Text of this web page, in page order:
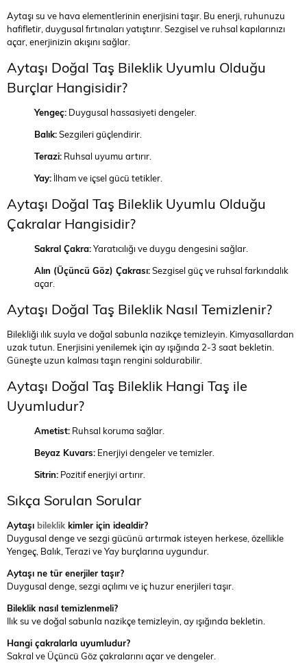
Aytaşı su ve hava elementlerinin enerjisini taşır. Bu enerji, ruhunuzu
hafifletir, duygusal fırtınaları yatıştırır. Sezgisel ve ruhsal kapılarınızı
açar, enerjinizin akışını sağlar.
Aytaşı Doğal Taş Bileklik Uyumlu Olduğu
Burçlar Hangisidir?
Yengeç: Duygusal hassasiyeti dengeler.
Balık:Sezgileri güçlendirir.
Terazi: Ruhsal uyumu artırır.
Yay: İlham ve içsel gücü tetikler.
Aytaşı Doğal Taş Bileklik Uyumlu Olduğu
Çakralar Hangisidir?
Sakral Çakra:Yaratıcılığı ve duygu dengesini sağlar.
Alın (Üçüncü Göz) Çakrası:Sezgisel güç ve ruhsal farkındalık
açar.
Aytaşı Doğal Taş Bileklik Nasıl Temizlenir?
Bilekliği ılık suyla ve doğal sabunla nazikçe temizleyin. Kimyasallardan
uzak tutun. Enerjisini yenilemek için ay ışığında 2-3 saat bekletin.
Güneşte uzun kalması taşın rengini soldurabilir.
Aytaşı Doğal Taş Bileklik Hangi Taş ile
Uyumludur?
Ametist: Ruhsal koruma sağlar.
Beyaz Kuvars: Enerjiyi dengeler ve temizler.
Sitrin: Pozitif enerjiyi artırır.
Sıkça Sorulan Sorular
Aytaşı bileklik kimler için idealdir?
Duygusal denge ve sezgi gücünü artırmak isteyen herkese, özellikle
Yengeç, Balık, Terazi ve Yay burçlarına uygundur.
Aytaşı ne tür enerjiler taşır?
Duygusal denge, sezgi açılımı ve iç huzur enerjileri taşır.
Bileklik nasıl temizlenmeli?
Ilık su ve doğal sabunla nazikçe temizleyin, ay ışığında bekletin.
Hangi çakralarla uyumludur?
Sakral ve Üçüncü Göz çakralarını açar ve dengeler.